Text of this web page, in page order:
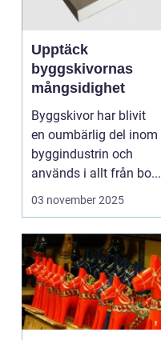
Upptäck
byggskivornas
mångsidighet
Byggskivor har blivit
en oumbärlig del inom
byggindustrin och
används i allt från bo...
03 november 2025